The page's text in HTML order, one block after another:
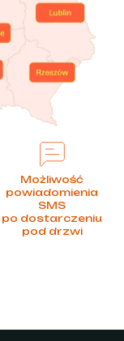
Możliwość
powiadomienia
SMS
po dostarczeniu
pod drzwi